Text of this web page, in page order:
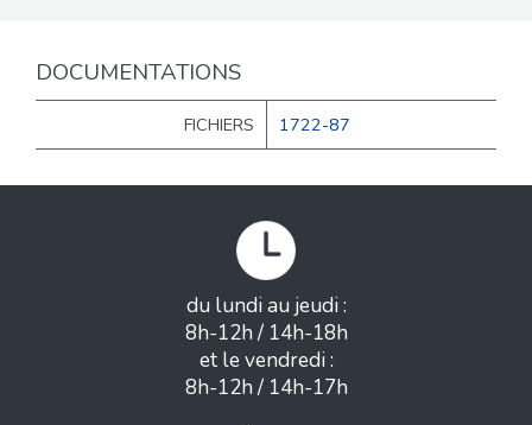
DOCUMENTATIONS
FICHIERS 1722-87
du lundi au jeudi :
8h-12h / 14h-18h
et le vendredi :
8h-12h / 14h-17h